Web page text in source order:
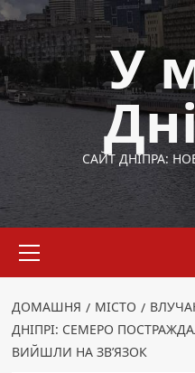
Перейти
до
вмісту
У
САЙТ ДНІПРА:
меню
ДОМАШНЯ МІСТО
ДНІПРІ: СЕМЕРО
ВИЙШЛИ НА ЗВ’ЯЗОК